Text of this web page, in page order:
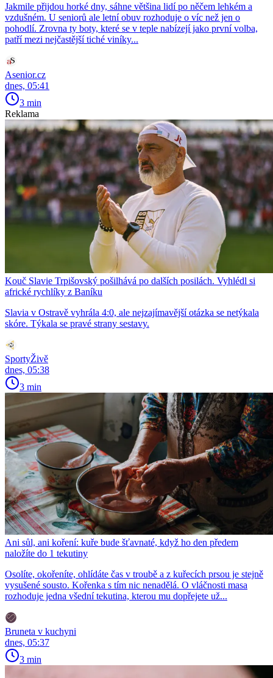
Jakmile přijdou horké dny, sáhne většina lidí po něčem lehkém a
vzdušném. U seniorů ale letní obuv rozhoduje o víc než jen o
pohodlí. Zrovna ty boty, které se v teple nabízejí jako první volba,
patří mezi nejčastější tiché viníky...
Asenior.cz
dnes, 05:41
3 min
Reklama
Kouč Slavie Trpišovský pošilhává po dalších posilách. Vyhlédl si
africké rychlíky z Baníku
Slavia v Ostravě vyhrála 4:0, ale nejzajímavější otázka se netýkala
skóre. Týkala se pravé strany sestavy.
SportyŽivě
dnes, 05:38
3 min
Ani sůl, ani koření: kuře bude šťavnaté, když ho den předem
naložíte do 1 tekutiny
Osolíte, okořeníte, ohlídáte čas v troubě a z kuřecích prsou je stejně
vysušené sousto. Kořenka s tím nic nenadělá. O vláčnosti masa
rozhoduje jedna všední tekutina, kterou mu dopřejete už...
Bruneta v kuchyni
dnes, 05:37
3 min